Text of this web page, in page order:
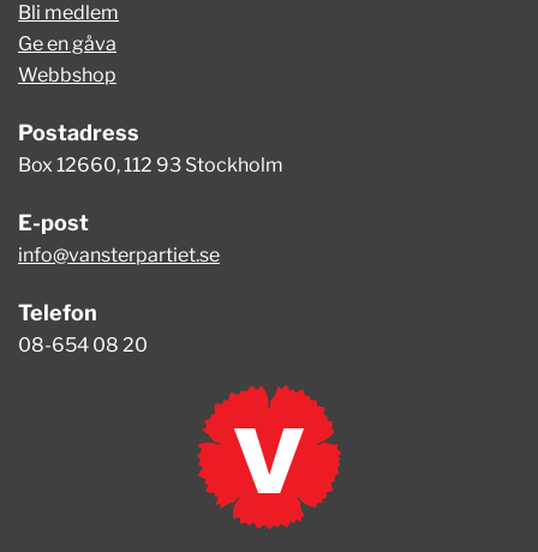
Bli medlem
Ge en gåva
Webbshop
Postadress
Box 12660, 112 93 Stockholm
E-post
info@vansterpartiet.se
Telefon
08-654 08 20